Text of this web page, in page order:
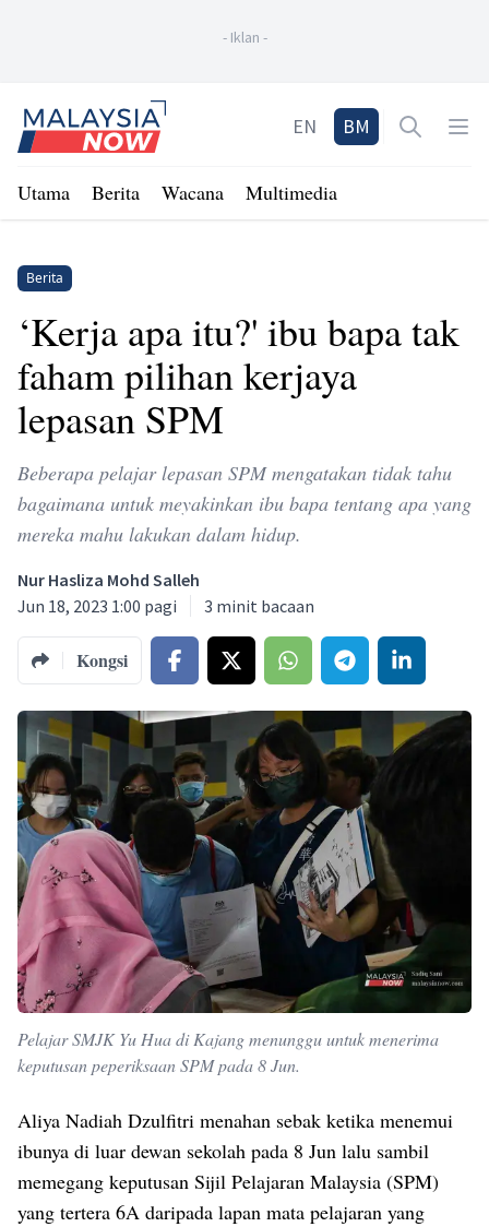
- Iklan -
Home
EN BM Open
Utama Berita Wacana Multimedia
Berita
‘Kerja apa itu?' ibu bapa tak
faham pilihan kerjaya
lepasan SPM
Beberapa pelajar lepasan SPM mengatakan tidak tahu
bagaimana untuk meyakinkan ibu bapa tentang apa yang
mereka mahu lakukan dalam hidup.
Nur Hasliza Mohd Salleh
Jun 18, 2023 1:00 pagi
3 minit bacaan
Kongsi
Pelajar SMJK Yu Hua di Kajang menunggu untuk menerima
keputusan peperiksaan SPM pada 8 Jun.
Aliya Nadiah Dzulfitri menahan sebak ketika menemui
ibunya di luar dewan sekolah pada 8 Jun lalu sambil
memegang keputusan Sijil Pelajaran Malaysia (SPM)
yang tertera 6A daripada lapan mata pelajaran yang